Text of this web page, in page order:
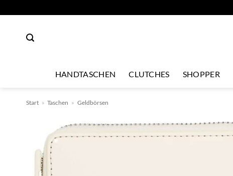
springen
HANDTASCHEN CLUTCHES SHOPPER
Start » Taschen » Geldbörsen